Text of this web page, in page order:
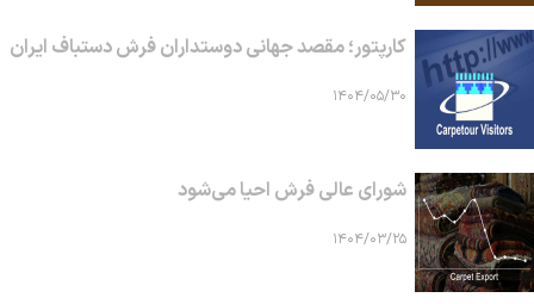
کارپتور؛ مقصد جهانی دوستداران فرش دستباف ایران
۱۴۰۴/۰۵/۳۰
شورای عالی فرش احیا می‌شود
۱۴۰۴/۰۳/۲۵